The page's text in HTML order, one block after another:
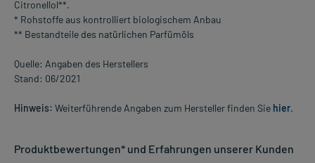
Citronellol**.
* Rohstoffe aus kontrolliert biologischem Anbau
** Bestandteile des natürlichen Parfümöls
Quelle: Angaben des Herstellers
Stand: 06/2021
Hinweis: Weiterführende Angaben zum Hersteller finden Sie hier.
Produktbewertungen* und Erfahrungen unserer Kunden